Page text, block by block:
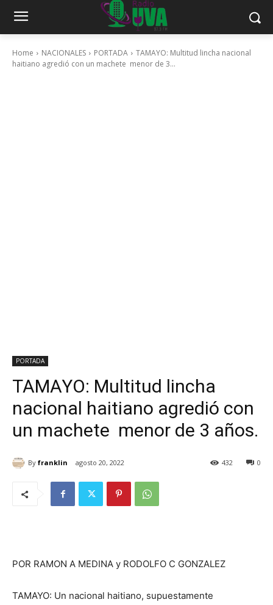
Home NACIONALES PORTADA
TAMAYO: Multitud lincha nacional
haitiano agredió con un machete menor de 3...
PORTADA
TAMAYO: Multitud lincha
nacional haitiano agredió con
un machete menor de 3 años.
By franklin agosto 20, 2022 0
432
POR RAMON A MEDINA y RODOLFO C GONZALEZ
TAMAYO: Un nacional haitiano, supuestamente